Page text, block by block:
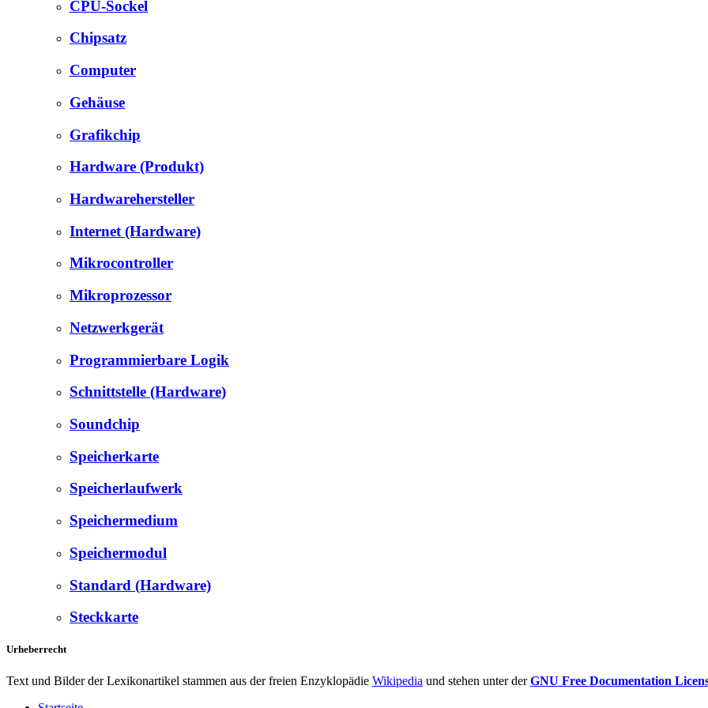
CPU-Sockel
Chipsatz
Computer
Gehäuse
Grafikchip
Hardware (Produkt)
Hardwarehersteller
Internet (Hardware)
Mikrocontroller
Mikroprozessor
Netzwerkgerät
Programmierbare Logik
Schnittstelle (Hardware)
Soundchip
Speicherkarte
Speicherlaufwerk
Speichermedium
Speichermodul
Standard (Hardware)
Steckkarte
Urheberrecht
Text und Bilder der Lexikonartikel stammen aus der freien Enzyklopädie Wikipedia und stehen unter derGNU Free Documentation